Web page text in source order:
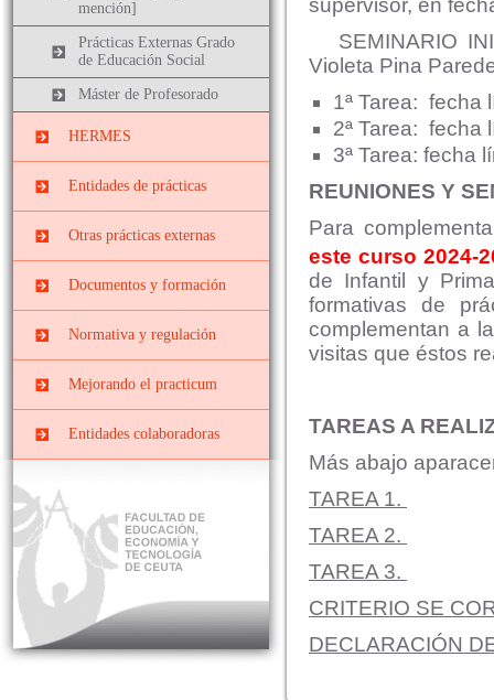
mención]
Prácticas Externas Grado
de Educación Social
Máster de Profesorado
HERMES
Entidades de prácticas
Instituciones
socieducativas
Centros docentes
Otras prácticas externas
Prácticas
EXTRACURRICULARES
Prácticas ERASMUS
Documentos y formación
Cursos, congresos y
jornadas
Documentos y Tutoriales
Normativa y regulación
Convenios y Órdenes
Reguladoras
Comisiones
Interna
Planes de prácticas
Mejorando el practicum
Datos y cifras de cursos
anteriores
El Prácticum en los
estudios de grado
Educación Primaria
Educación Social
Entidades colaboradoras
supervisor, en
SEMINARIO
Violeta Pina
1ª Tarea: fecha
2ª Tarea: fecha
3ª Tarea:
REUNIONES Y
Para
este curso 2024-
de Infantil y
formativas de
complementan a
visitas que éstos
TAREAS A
Más abajo
TAREA 1.
TAREA 2.
TAREA 3.
CRITERIO SE
DECLARACIÓN